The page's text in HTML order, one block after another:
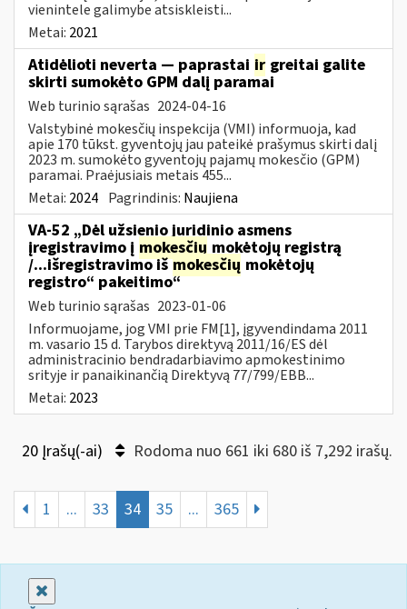
vienintele galimybe atsiskleisti...
Metai: 2021
Atidėlioti neverta — paprastai ir greitai galite
skirti sumokėto GPM dalį paramai
Web turinio sąrašas 2024-04-16
Valstybinė mokesčių inspekcija (VMI) informuoja, kad
apie 170 tūkst. gyventojų jau pateikė prašymus skirti dalį
2023 m. sumokėto gyventojų pajamų mokesčio (GPM)
paramai. Praėjusiais metais 455...
Metai: 2024 Pagrindinis: Naujiena
VA-52 „Dėl užsienio juridinio asmens
įregistravimo į mokesčių mokėtojų registrą
/...išregistravimo išmokesčių mokėtojų
registro“ pakeitimo“
Web turinio sąrašas 2023-01-06
Informuojame, jog VMI prie FM[1], įgyvendindama 2011
m. vasario 15 d. Tarybos direktyvą 2011/16/ES dėl
administracinio bendradarbiavimo apmokestinimo
srityje ir panaikinančią Direktyvą 77/799/EBB...
Metai: 2023
20 Įrašų(-ai) Rodoma nuo 661 iki 680 iš 7,292 irašų.
1 ... 33 34 35 ... 365